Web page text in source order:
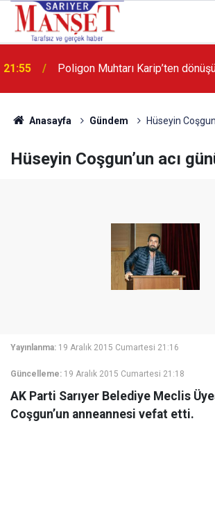
21:55 Poligon Muhtarı Karip’ten
13:36 'Poligon'da İstanbul'a örnek
Anasayfa Gündem Hüseyin
Hüseyin Coşgun’un acı
Yayınlanma: 19 Aralık 2015 Cumartesi 21:16
Güncelleme: 19 Aralık 2015 Cumartesi 21:18
AK Parti Sarıyer Belediye Meclis
Coşgun’un anneannesi vefat etti.